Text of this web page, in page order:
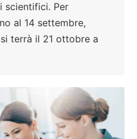
scientifici. Per
al 14 settembre,
terrà il 21 ottobre a